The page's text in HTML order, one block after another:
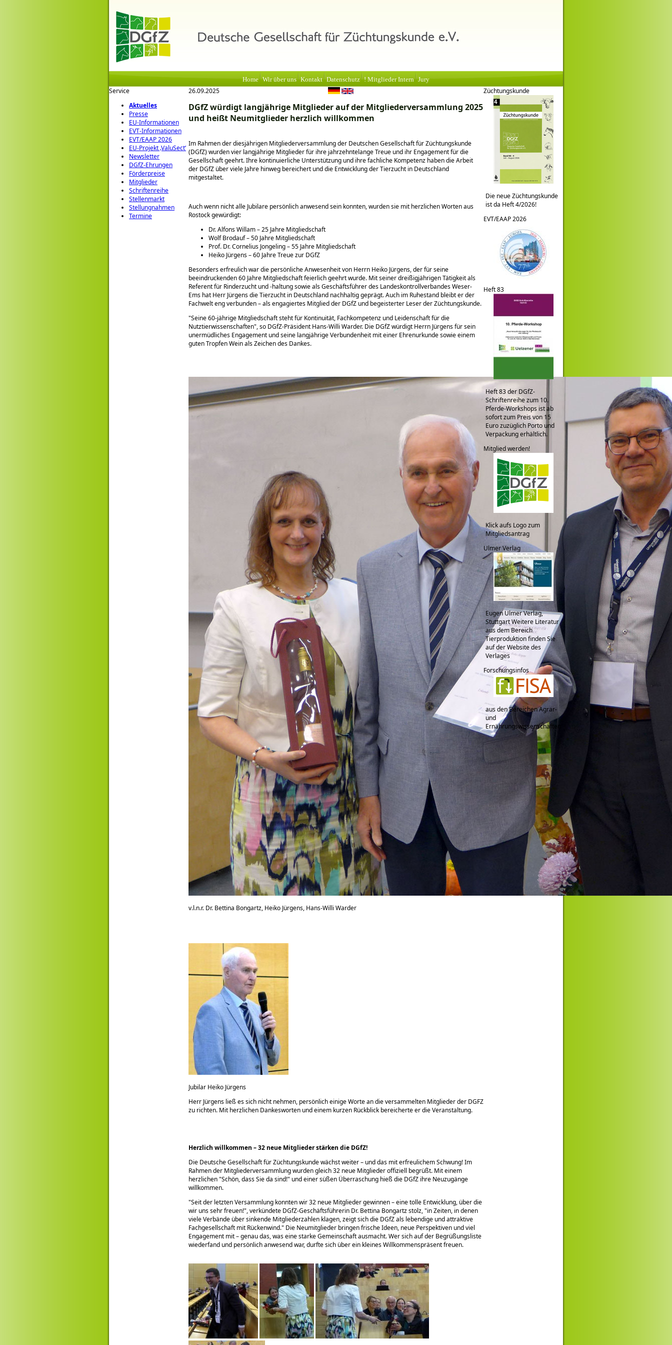
Home Wir über uns Kontakt Datenschutz ! Mitglieder Intern Jury
Service
Aktuelles
Presse
EU-Informationen
EVT-Informationen
EVT/EAAP 2026
EU-Projekt ‚ValuSect‘
Newsletter
DGfZ-Ehrungen
Förderpreise
Mitglieder
Schriftenreihe
Stellenmarkt
Stellungnahmen
Termine
26.09.2025
DGfZ würdigt langjährige Mitglieder auf der Mitgliederversammlung 2025
und heißt Neumitglieder herzlich willkommen
Im Rahmen der diesjährigen Mitgliederversammlung der Deutschen Gesellschaft für Züchtungskunde
(DGfZ) wurden vier langjährige Mitglieder für ihre jahrzehntelange Treue und ihr Engagement für die
Gesellschaft geehrt. Ihre kontinuierliche Unterstützung und ihre fachliche Kompetenz haben die Arbeit
der DGfZ über viele Jahre hinweg bereichert und die Entwicklung der Tierzucht in Deutschland
mitgestaltet.
Auch wenn nicht alle Jubilare persönlich anwesend sein konnten, wurden sie mit herzlichen Worten aus
Rostock gewürdigt:
Dr. Alfons Willam – 25 Jahre Mitgliedschaft
Wolf Brodauf – 50 Jahre Mitgliedschaft
Prof. Dr. Cornelius Jongeling – 55 Jahre Mitgliedschaft
Heiko Jürgens – 60 Jahre Treue zur DGfZ
Besonders erfreulich war die persönliche Anwesenheit von Herrn Heiko Jürgens, der für seine
beeindruckenden 60 Jahre Mitgliedschaft feierlich geehrt wurde. Mit seiner dreißigjährigen Tätigkeit als
Referent für Rinderzucht und -haltung sowie als Geschäftsführer des Landeskontrollverbandes Weser-
Ems hat Herr Jürgens die Tierzucht in Deutschland nachhaltig geprägt. Auch im Ruhestand bleibt er der
Fachwelt eng verbunden – als engagiertes Mitglied der DGfZ und begeisterter Leser der Züchtungskunde.
Seine 60-jährige Mitgliedschaft steht für Kontinuität, Fachkompetenz und Leidenschaft für die
Nutztierwissenschaften , so DGfZ-Präsident Hans-Willi Warder. Die DGfZ würdigt Herrn Jürgens für sein
unermüdliches Engagement und seine langjährige Verbundenheit mit einer Ehrenurkunde sowie einem
guten Tropfen Wein als Zeichen des Dankes.
v.l.n.r. Dr. Bettina Bongartz, Heiko Jürgens, Hans-Willi Warder
Jubilar Heiko Jürgens
Herr Jürgens ließ es sich nicht nehmen, persönlich einige Worte an die versammelten Mitglieder der DGFZ
zu richten. Mit herzlichen Dankesworten und einem kurzen Rückblick bereicherte er die Veranstaltung.
Herzlich willkommen – 32 neue Mitglieder stärken die DGfZ!
Die Deutsche Gesellschaft für Züchtungskunde wächst weiter – und das mit erfreulichem Schwung! Im
Rahmen der Mitgliederversammlung wurden gleich 32 neue Mitglieder offiziell begrüßt. Mit einem
herzlichen Schön, dass Sie da sind! und einer süßen Überraschung hieß die DGfZ ihre Neuzugänge
willkommen.
Seit der letzten Versammlung konnten wir 32 neue Mitglieder gewinnen – eine tolle Entwicklung, über die
wir uns sehr freuen! , verkündete DGfZ-Geschäftsführerin Dr. Bettina Bongartz stolz, in Zeiten, in denen
viele Verbände über sinkende Mitgliederzahlen klagen, zeigt sich die DGfZ als lebendige und attraktive
Fachgesellschaft mit Rückenwind. Die Neumitglieder bringen frische Ideen, neue Perspektiven und viel
Engagement mit – genau das, was eine starke Gemeinschaft ausmacht. Wer sich auf der Begrüßungsliste
wiederfand und persönlich anwesend war, durfte sich über ein kleines Willkommenspräsent freuen.
Züchtungskunde
Die neue Züchtungskunde
ist da Heft 4/2026!
EVT/EAAP 2026
Heft 83
Heft 83 der DGfZ-
Schriftenreihe zum 10.
Pferde-Workshops ist ab
sofort zum Preis von 15
Euro zuzüglich Porto und
Verpackung erhältlich.
Mitglied werden!
Klick aufs Logo zum
Mitgliedsantrag
Ulmer Verlag
Eugen Ulmer Verlag,
Stuttgart Weitere Literatur
aus dem Bereich
Tierproduktion finden Sie
auf der Website des
Verlages
Forschungsinfos
aus den Bereichen Agrar-
und
Ernährungswissenschaften